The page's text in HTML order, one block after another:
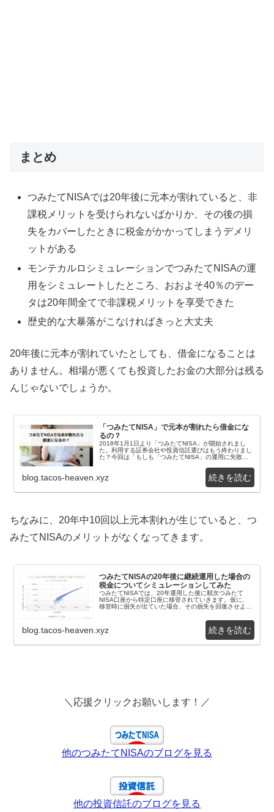
まとめ
つみたてNISAでは20年後に元本が割れていると、非
課税メリットを受けられないばかりか、その後の損
失をカバーしたときに税金がかかってしまうデメリ
ットがある
モンテカルロシミュレーションでつみたてNISAの運
用をシミュレートしたところ、おおよそ40％のデー
タは20年間全てで非課税メリットを享受できた
歴史的な大暴落がこなければきっと大丈夫
20年後に元本が割れていたとしても、借金になることは
ありません。相場が悪くても投資したお金の大部分は残る
んじゃないでしょうか。
「つみたてNISA」で元本が割れたら借金にな
るの？
2018年1月1日より「つみたてNISA」が開始されまし
た。利用する証券会社や投資信託選びはもう終わりまし
た？今回は「もしも「つみたてNISA」の運用に失敗し
blog.tacos-heaven.xyz
ちなみに、20年中10回以上元本割れが生じていると、つ
みたてNISAのメリットがなくなってきます。
つみたてNISAの20年後に継続運用した場合の
税金についてシミュレーションしてみた
つみたてNISAでは、20年運用した後に順次つみたて
NISA口座から特定口座に移管されていきます。仮に、
移管時に損失が出ていた場合、その損失を回復させよう
blog.tacos-heaven.xyz
＼応援クリックお願いします！／
他のつみたてNISAのブログを見る
他の投資信託のブログを見る